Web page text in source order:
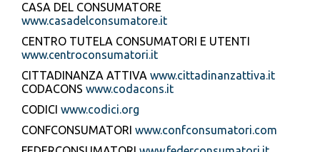
CASA DEL CONSUMATORE
www.casadelconsumatore.it
CENTRO TUTELA CONSUMATORI E UTENTI
www.centroconsumatori.it
CITTADINANZA ATTIVA www.cittadinanzattiva.it
CODACONS www.codacons.it
CODICI www.codici.org
CONFCONSUMATORI www.confconsumatori.com